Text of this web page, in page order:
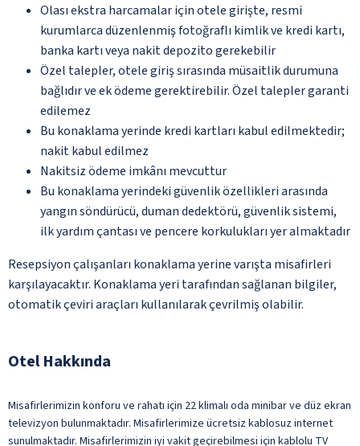
Olası ekstra harcamalar için otele girişte, resmi
kurumlarca düzenlenmiş fotoğraflı kimlik ve kredi kartı,
banka kartı veya nakit depozito gerekebilir
Özel talepler, otele giriş sırasında müsaitlik durumuna
bağlıdır ve ek ödeme gerektirebilir. Özel talepler garanti
edilemez
Bu konaklama yerinde kredi kartları kabul edilmektedir;
nakit kabul edilmez
Nakitsiz ödeme imkânı mevcuttur
Bu konaklama yerindeki güvenlik özellikleri arasında
yangın söndürücü, duman dedektörü, güvenlik sistemi,
ilk yardım çantası ve pencere korkulukları yer almaktadır
Resepsiyon çalışanları konaklama yerine varışta misafirleri
karşılayacaktır. Konaklama yeri tarafından sağlanan bilgiler,
otomatik çeviri araçları kullanılarak çevrilmiş olabilir.
Otel Hakkında
Misafirlerimizin konforu ve rahatı için 22 klimalı oda minibar ve düz ekran
televizyon bulunmaktadır. Misafirlerimize ücretsiz kablosuz internet
sunulmaktadır. Misafirlerimizin iyi vakit geçirebilmesi için kablolu TV